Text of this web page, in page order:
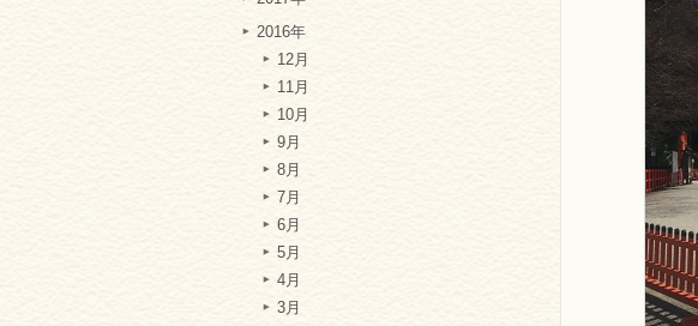
2016年
12月
11月
10月
9月
8月
7月
6月
5月
4月
3月